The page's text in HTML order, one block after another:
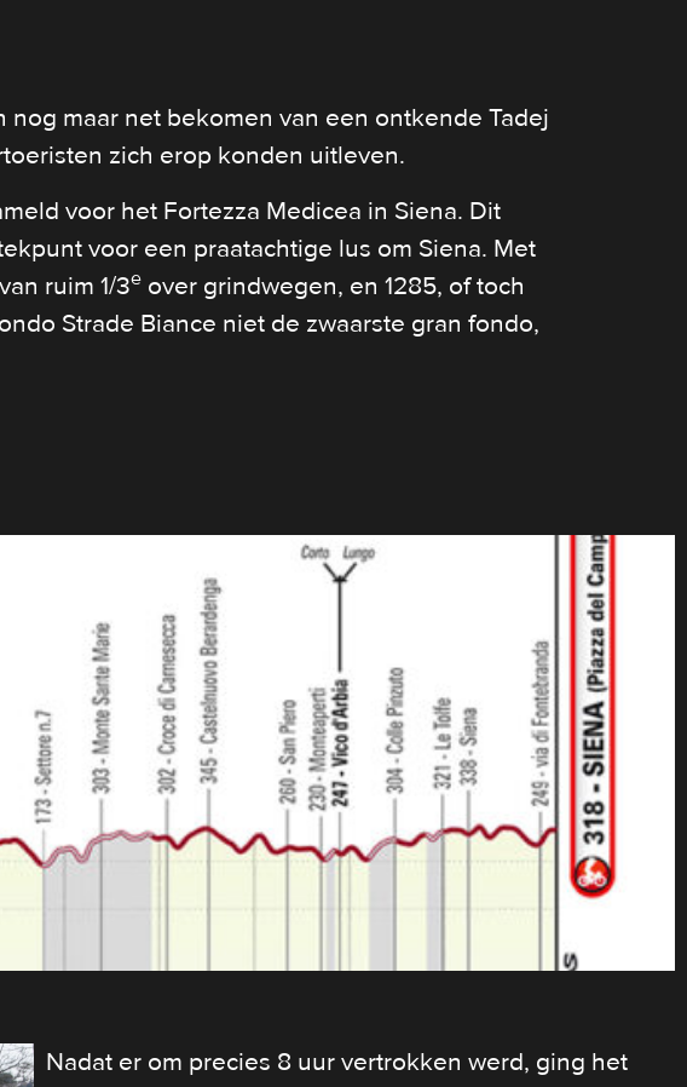
nog maar net bekomen van een ontkende Tadej
zich erop konden uitleven.
voor het Fortezza Medicea in Siena. Dit
voor een praatachtige lus om Siena. Met
ruim 1/3eover grindwegen, en 1285, of toch
Strade Biance niet de zwaarste gran fondo,
Nadat er om precies 8 uur vertrokken werd, ging het